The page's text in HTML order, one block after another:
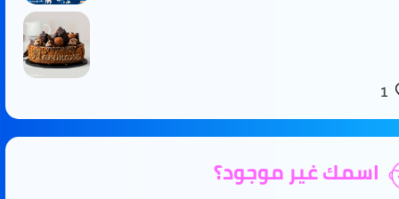
1
اسمك غير موجود؟